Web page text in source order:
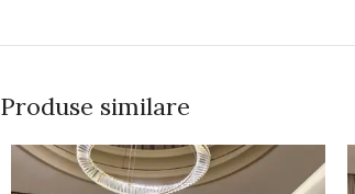
Produse similare